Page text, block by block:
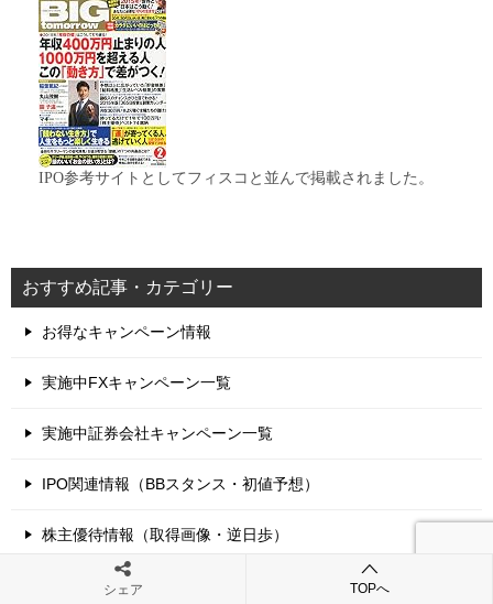
IPO参考サイトとしてフィスコと並んで掲載されました。
おすすめ記事・カテゴリー
お得なキャンペーン情報
実施中FXキャンペーン一覧
実施中証券会社キャンペーン一覧
IPO関連情報（BBスタンス・初値予想）
株主優待情報（取得画像・逆日歩）
黒澤ファンドへようこそ（このサイトについて）
シェア TOPへ